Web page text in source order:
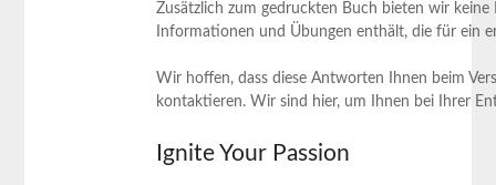
Zusätzlich zum gedruckten Buch bieten wir keine
Informationen ‌und Übungen​ enthält, die für ein
Wir hoffen, ⁤dass diese Antworten Ihnen beim
kontaktieren. Wir sind hier,⁤ um Ihnen bei​ Ihrer
Ignite Your Passion